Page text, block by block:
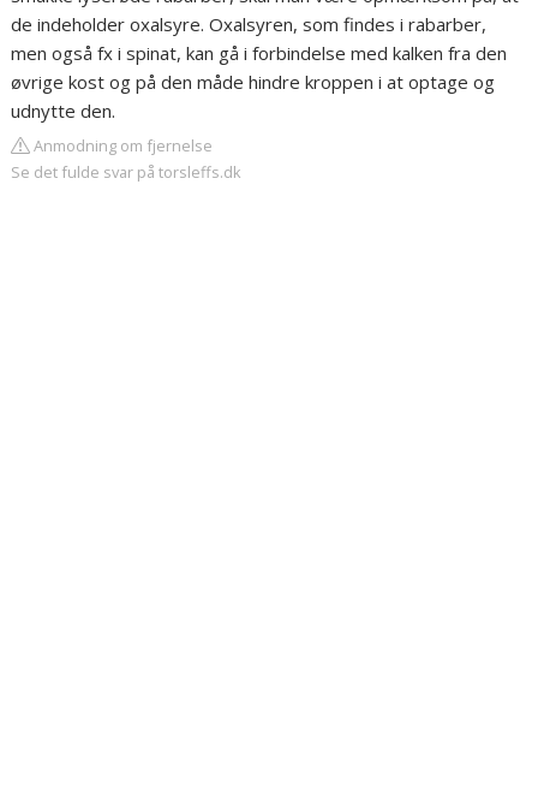
de indeholder oxalsyre. Oxalsyren, som findes i rabarber,
men også fx i spinat, kan gå i forbindelse med kalken fra den
øvrige kost og på den måde hindre kroppen i at optage og
udnytte den.
Anmodning om fjernelse
Se det fulde svar på torsleffs.dk